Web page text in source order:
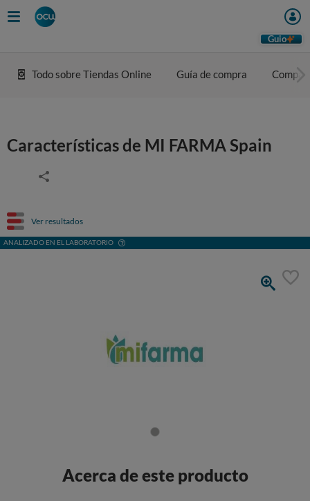
Guio
Todo sobre Tiendas Online Guía de compra
Características de MI FARMA Spain
Ver resultados
ANALIZADO EN EL LABORATORIO
Acerca de este producto